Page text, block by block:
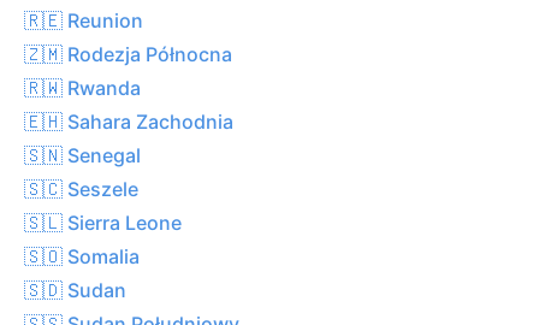
🇷🇪 Reunion
🇿🇲 Rodezja Północna
🇷🇼 Rwanda
🇪🇭 Sahara Zachodnia
🇸🇳 Senegal
🇸🇨 Seszele
🇸🇱 Sierra Leone
🇸🇴 Somalia
🇸🇩 Sudan